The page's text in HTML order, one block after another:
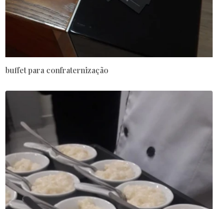
buffet para confraternização